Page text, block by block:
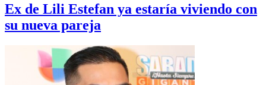
Ex de Lili Estefan ya estaría viviendo con
su nueva pareja